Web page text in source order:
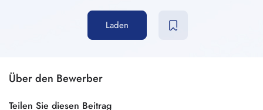
Laden
Über den Bewerber
Teilen Sie diesen Beitrag